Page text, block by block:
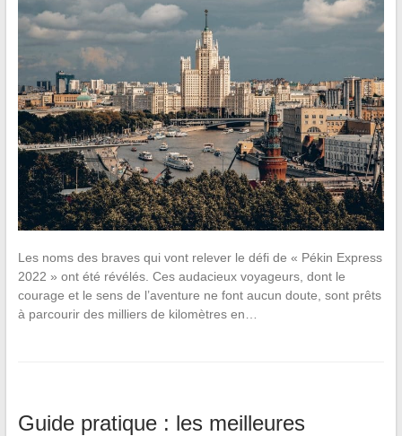
Les noms des braves qui vont relever le défi de « Pékin Express
2022 » ont été révélés. Ces audacieux voyageurs, dont le
courage et le sens de l’aventure ne font aucun doute, sont prêts
à parcourir des milliers de kilomètres en…
Guide pratique : les meilleures